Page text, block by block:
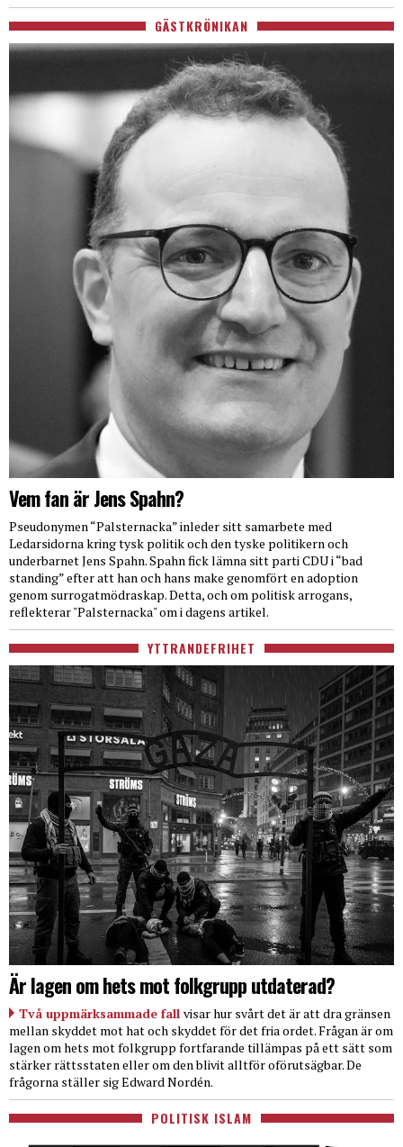
GÄSTKRÖNIKAN
Vem fan är Jens Spahn?
Pseudonymen “Palsternacka” inleder sitt samarbete med
Ledarsidorna kring tysk politik och den tyske politikern och
underbarnet Jens Spahn. Spahn fick lämna sitt parti CDU i “bad
standing” efter att han och hans make genomfört en adoption
genom surrogatmödraskap. Detta, och om politisk arrogans,
reflekterar "Palsternacka" om i dagens artikel.
YTTRANDEFRIHET
Är lagen om hets mot folkgrupp utdaterad?
Två uppmärksammade fall visar hur svårt det är att dra gränsen
mellan skyddet mot hat och skyddet för det fria ordet. Frågan är om
lagen om hets mot folkgrupp fortfarande tillämpas på ett sätt som
stärker rättsstaten eller om den blivit alltför oförutsägbar. De
frågorna ställer sig Edward Nordén.
POLITISK ISLAM